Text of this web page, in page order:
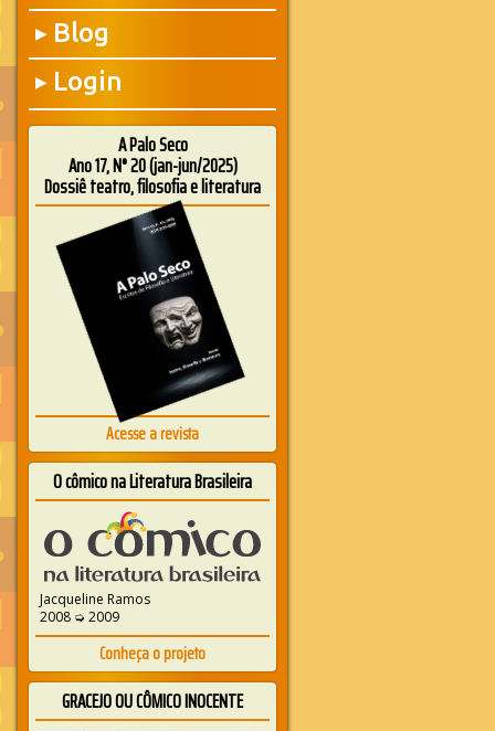
▶ Blog
▶ Login
A Palo Seco
Ano 17, N° 20 (jan-jun/2025)
Dossiê teatro, filosofia e literatura
Acesse a revista
O cômico na Literatura Brasileira
Jacqueline Ramos
2008 ➭ 2009
Conheça o projeto
GRACEJO OU CÔMICO INOCENTE